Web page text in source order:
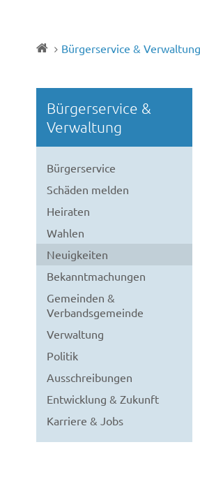
Bürgerservice & Verwaltung
Bürgerservice &
Verwaltung
Bürgerservice
Schäden melden
Heiraten
Wahlen
Neuigkeiten
Bekanntmachungen
Gemeinden &
Verbandsgemeinde
Verwaltung
Politik
Ausschreibungen
Entwicklung & Zukunft
Karriere & Jobs